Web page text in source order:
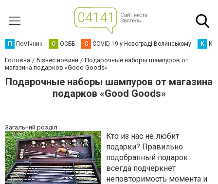
П Помічник О ОСББ C COVID-19 у Новограді-Волинському К
Головна Бізнес новини
Подарочные наборы шампуров от
магазина подарков «Good Goods»
Подарочные наборы шампуров от магазина
подарков «Good Goods»
Загальний розділ
Кто из нас не любит
подарки? Правильно
подобранный подарок
всегда подчеркнет
неповторимость момента и